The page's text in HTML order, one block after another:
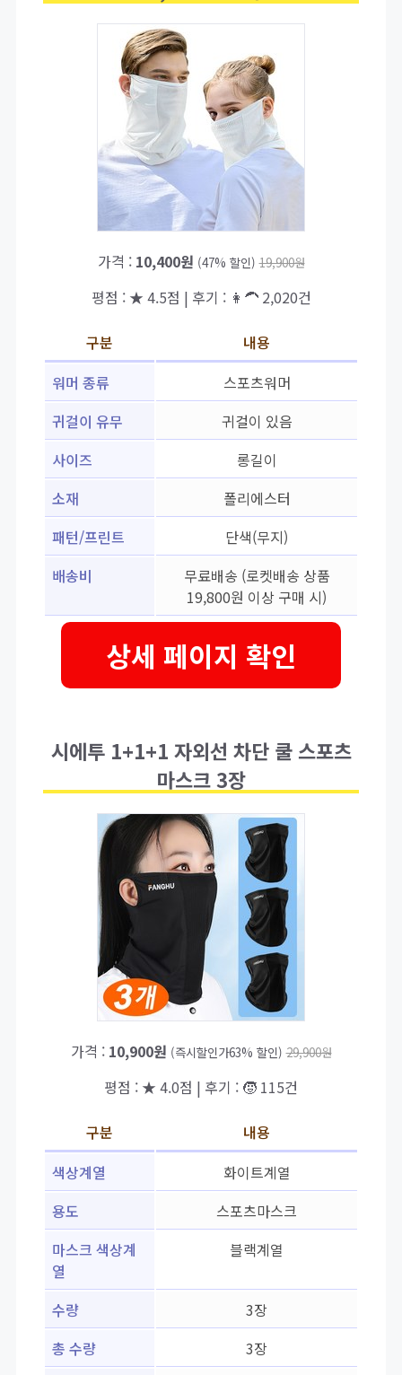
가격 : 10,400원 (47% 할인) 19,900원
평점 : ★ 4.5점 | 후기 : 👩‍🦱 2,020건
구분
내용
워머 종류
스포츠워머
귀걸이 유무
귀걸이 있음
사이즈
롱길이
소재
폴리에스터
패턴/프린트
단색(무지)
배송비
무료배송 (로켓배송 상품
19,800원 이상 구매 시)
상세 페이지 확인
시에투 1+1+1 자외선 차단 쿨 스포츠
마스크 3장
가격 : 10,900원 (즉시할인가63% 할인) 29,900원
평점 : ★ 4.0점 | 후기 : 🧒 115건
구분
내용
색상계열
화이트계열
용도
스포츠마스크
마스크 색상계
열
블랙계열
수량
3장
총 수량
3장